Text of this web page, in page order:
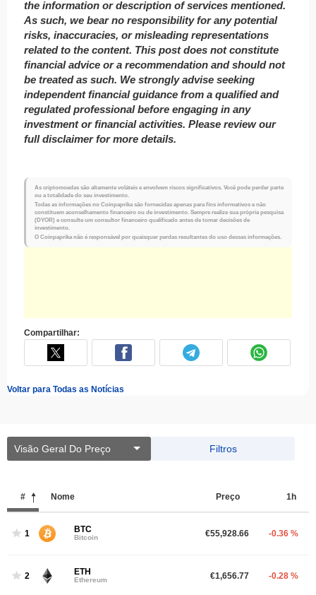
the information or description of services mentioned.
As such, we bear no responsibility for any potential
risks, inaccuracies, or misleading representations
related to the content. This post does not constitute
financial advice or a recommendation and should not
be treated as such. We strongly advise seeking
independent financial guidance from a qualified and
regulated professional before engaging in any
investment or financial activities. Please review our
full disclaimer for more details.
As criptomoedas são altamente voláteis e envolvem riscos significativos. Você pode perder parte
ou a totalidade do seu investimento.
Todas as informações no Coinpaprika são fornecidas apenas para fins informativos e não
constituem aconselhamento financeiro ou de investimento. Sempre realize sua própria pesquisa
(DYOR) e consulte um consultor financeiro qualificado antes de tomar decisões de
investimento.
O Coinpaprika não é responsável por quaisquer perdas resultantes do uso dessas informações.
Compartilhar:
Voltar para Todas as Notícias
Visão Geral Do Preço Filtros
# Nome Preço 1h
1 BTC
Bitcoin €55,928.66 -0.36 %
2 ETH
Ethereum €1,656.77 -0.28 %